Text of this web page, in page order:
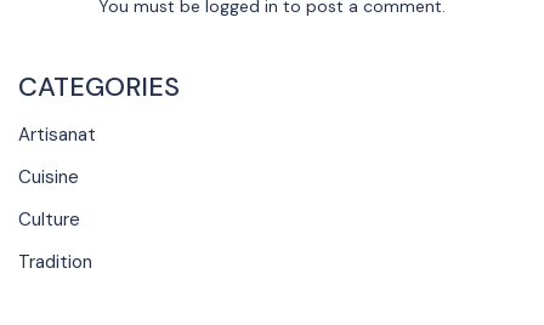
CATEGORIES
Artisanat
Cuisine
Culture
Tradition
You must be logged in to post a comment.